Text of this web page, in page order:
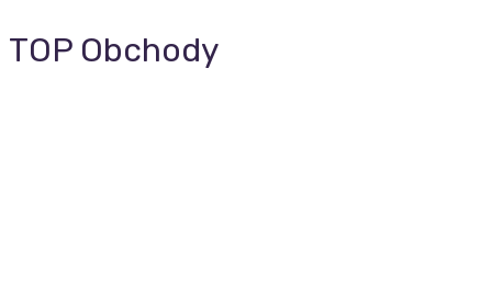
TOP Obchody